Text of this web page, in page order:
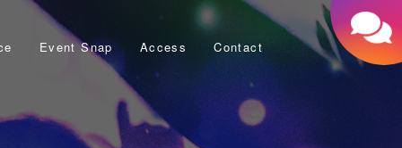
Event Snap Access Contact